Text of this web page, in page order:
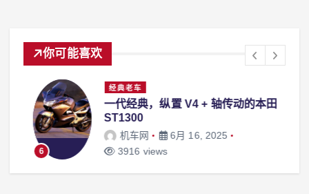
你可能喜欢
6
经典老车
一代经典，纵置 V4 + 轴传动的本田
ST1300
机车网
6月 16, 2025
3916 views